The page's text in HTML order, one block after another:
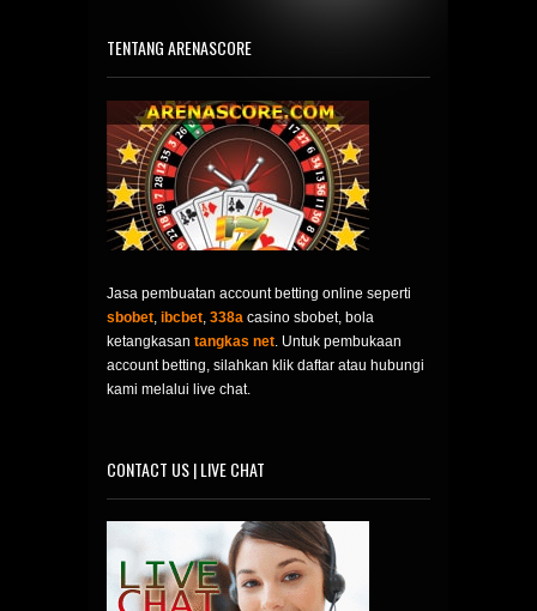
TENTANG ARENASCORE
Jasa pembuatan account betting online seperti
sbobet, ibcbet, 338a casino sbobet, bola
ketangkasan tangkas net. Untuk pembukaan
account betting, silahkan klik daftar atau hubungi
kami melalui live chat.
CONTACT US | LIVE CHAT